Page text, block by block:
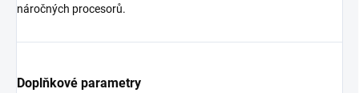
náročných procesorů.
Doplňkové parametry